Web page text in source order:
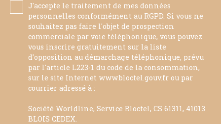
J'accepte le traitement de mes données
personnelles conformément au RGPD. Si vous ne
souhaitez pas faire l'objet de prospection
commerciale par voie téléphonique, vous pouvez
vous inscrire gratuitement sur la liste
d'opposition au démarchage téléphonique, prévu
par l'article L223-1 du code de la consommation,
sur le site Internet www.bloctel.gouv.fr ou par
courrier adressé à :
Société Worldline, Service Bloctel, CS 61311, 41013
BLOIS CEDEX.